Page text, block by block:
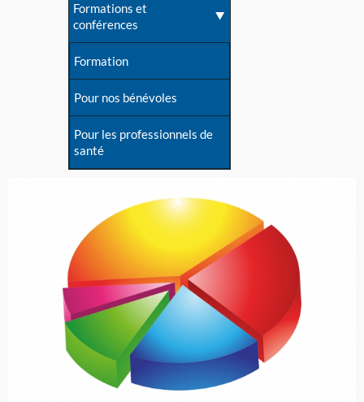
Formations et
conférences
Formation
Pour nos bénévoles
Pour les professionnels de
santé